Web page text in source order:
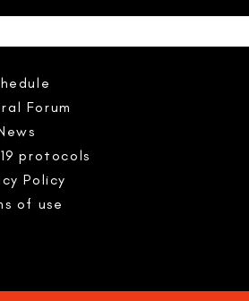
Forum
protocols
Policy
of use